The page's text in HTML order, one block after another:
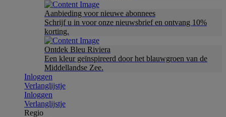
Aanbieding voor nieuwe abonnees
Schrijf u in voor onze nieuwsbrief en ontvang 10%
korting.
Ontdek Bleu Riviera
Een kleur geïnspireerd door het blauwgroen van de
Middellandse Zee.
Inloggen
Verlanglijstje
Inloggen
Verlanglijstje
Regio